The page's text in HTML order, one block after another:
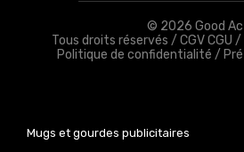
© 2026 Good
Tous droits réservés / CGV CGU /
Politique de confidentialité /
Mugs et gourdes publicitaires